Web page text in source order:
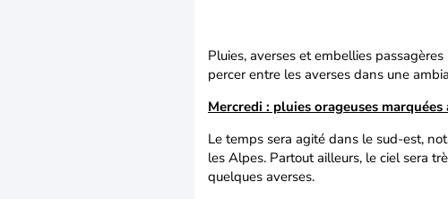
Pluies, averses et embellies
percer entre les averses dans une
Mercredi : pluies orageuses
Le temps sera agité dans le sud-est,
les Alpes. Partout ailleurs, le ciel sera
quelques averses.